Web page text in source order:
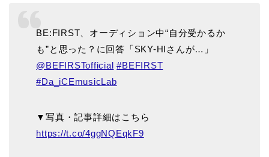
BE:FIRST、オーディション中“自分受かるか
も”と思った？に回答「SKY-HIさんが…」
@BEFIRSTofficial #BEFIRST
#Da_iCEmusicLab
▼写真・記事詳細はこちら
https://t.co/4ggNQEqkF9